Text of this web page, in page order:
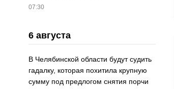
07:30
6 августа
В Челябинской области будут судить
гадалку, которая похитила крупную
сумму под предлогом снятия порчи